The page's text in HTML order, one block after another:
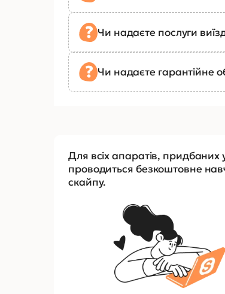
Чи надаєте послуги
Чи надаєте гарантійне
Для всіх апаратів, придбаних
проводиться безкоштовне
скайпу.